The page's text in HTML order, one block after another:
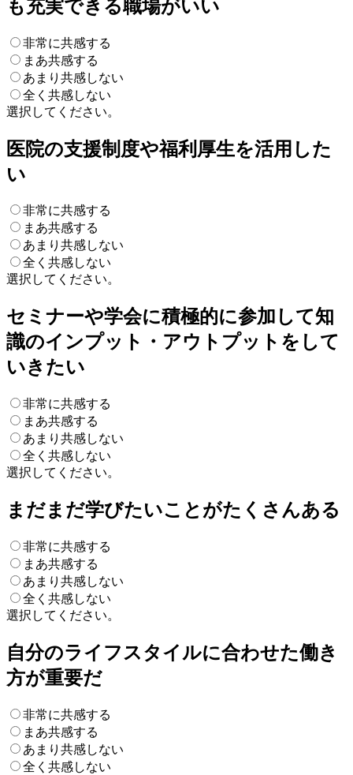
も充実できる職場がいい
非常に共感する
まあ共感する
あまり共感しない
全く共感しない
選択してください。
医院の支援制度や福利厚生を活用した
い
非常に共感する
まあ共感する
あまり共感しない
全く共感しない
選択してください。
セミナーや学会に積極的に参加して知
識のインプット・アウトプットをして
いきたい
非常に共感する
まあ共感する
あまり共感しない
全く共感しない
選択してください。
まだまだ学びたいことがたくさんある
非常に共感する
まあ共感する
あまり共感しない
全く共感しない
選択してください。
自分のライフスタイルに合わせた働き
方が重要だ
非常に共感する
まあ共感する
あまり共感しない
全く共感しない